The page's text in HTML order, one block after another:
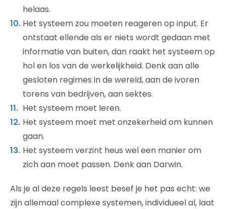
helaas.
Het systeem zou moeten reageren op input. Er
ontstaat ellende als er niets wordt gedaan met
informatie van buiten, dan raakt het systeem op
hol en los van de werkelijkheid. Denk aan alle
gesloten regimes in de wereld, aan de ivoren
torens van bedrijven, aan sektes.
Het systeem moet leren.
Het systeem moet met onzekerheid om kunnen
gaan.
Het systeem verzint heus wel een manier om
zich aan moet passen. Denk aan Darwin.
Als je al deze regels leest besef je het pas echt: we
zijn allemaal complexe systemen, individueel al, laat